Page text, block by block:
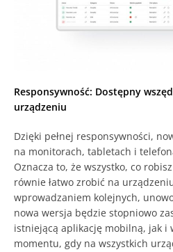
Responsywność: Dostępny
urządzeniu
Dzięki pełnej responsywności,
na monitorach, tabletach i
Oznacza to, że wszystko, co
równie łatwo zrobić na
wprowadzaniem kolejnych,
nowa wersja będzie stopniowo
istniejącą aplikację mobilną, jak i
momentu, gdy na wszystkich